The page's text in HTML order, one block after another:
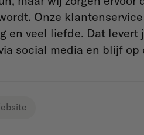
Onze
en veel liefde. Dat
social media en blijf